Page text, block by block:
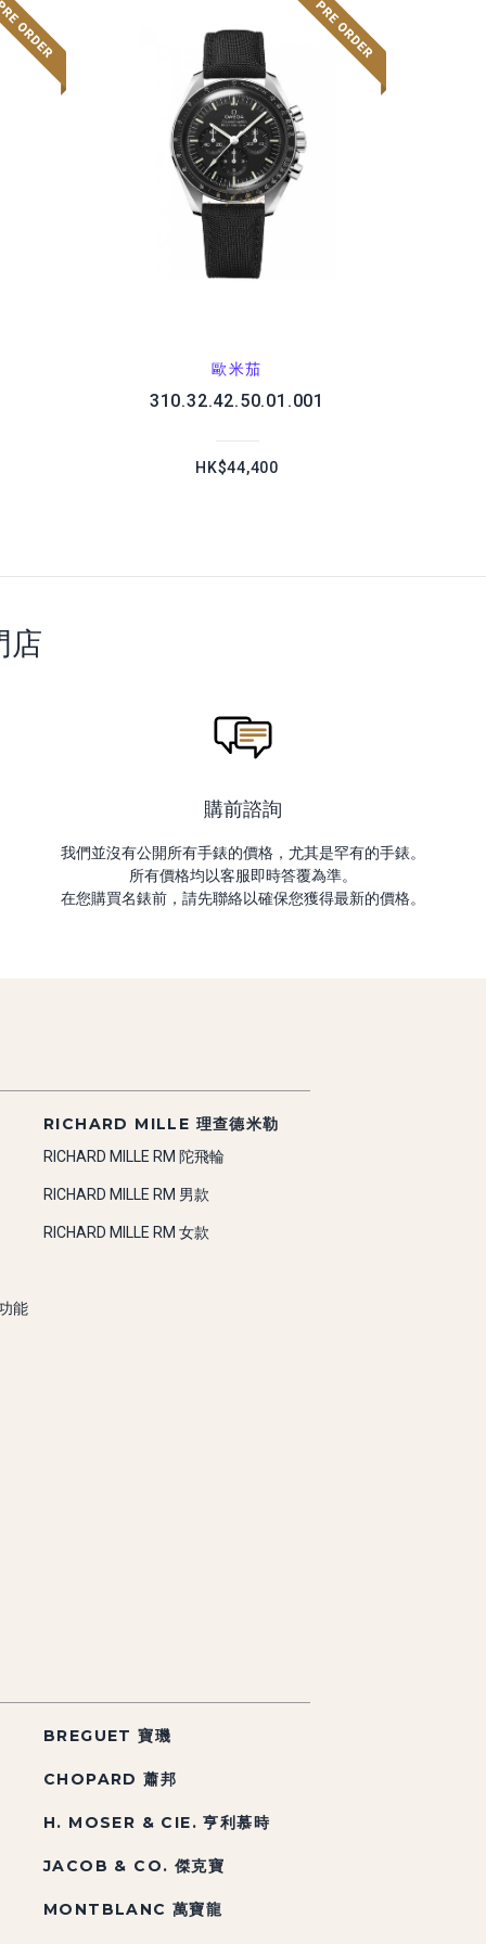
歐米茄
310.32.42.50.01.001
HK$44,400
店
購前諮詢
我們並沒有公開所有手錶的價格，尤其是罕有的手錶。
所有價格均以客服即時答覆為準。
在您購買名錶前，請先聯絡以確保您獲得最新的價格。
能
RICHARD MILLE 理查德米勒
RICHARD MILLE RM 陀飛輪
RICHARD MILLE RM 男款
RICHARD MILLE RM 女款
BREGUET 寶璣
CHOPARD 蕭邦
H. MOSER & CIE. 亨利慕時
JACOB & CO. 傑克寶
MONTBLANC 萬寶龍